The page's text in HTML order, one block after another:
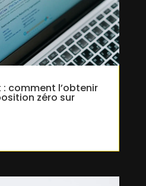
comment l’obtenir
zéro sur